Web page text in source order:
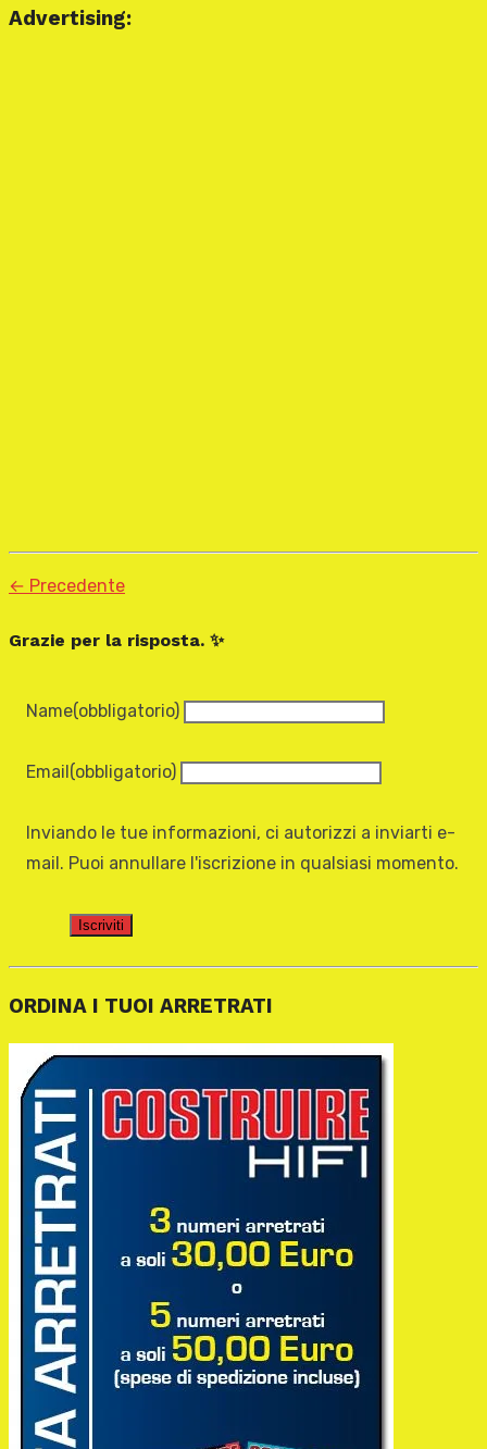
Advertising:
← Precedente
Grazie per la risposta. ✨
Name(obbligatorio)
Email(obbligatorio)
Inviando le tue informazioni, ci autorizzi a inviarti e-
mail. Puoi annullare l'iscrizione in qualsiasi momento.
Iscriviti
ORDINA I TUOI ARRETRATI